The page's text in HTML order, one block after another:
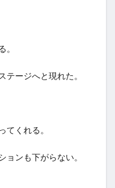
。
テージへと現れた。
てくれる。
ンも下がらない。